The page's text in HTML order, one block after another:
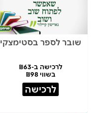
שובר לספר בסטימצקי
לרכישה ב-₪63
בשווי ₪98
לרכישה